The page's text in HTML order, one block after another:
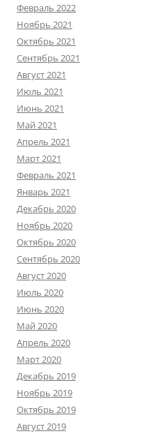
Февраль 2022
Ноябрь 2021
Октябрь 2021
Сентябрь 2021
Август 2021
Июль 2021
Июнь 2021
Май 2021
Апрель 2021
Март 2021
Февраль 2021
Январь 2021
Декабрь 2020
Ноябрь 2020
Октябрь 2020
Сентябрь 2020
Август 2020
Июль 2020
Июнь 2020
Май 2020
Апрель 2020
Март 2020
Декабрь 2019
Ноябрь 2019
Октябрь 2019
Август 2019